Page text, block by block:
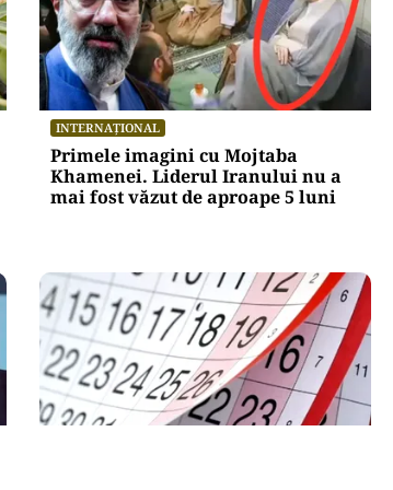
INTERNAȚIONAL
Primele imagini cu Mojtaba
Khamenei. Liderul Iranului nu a
mai fost văzut de aproape 5 luni